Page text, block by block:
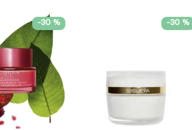
-30 % -30 %
baylis
10. john frieda